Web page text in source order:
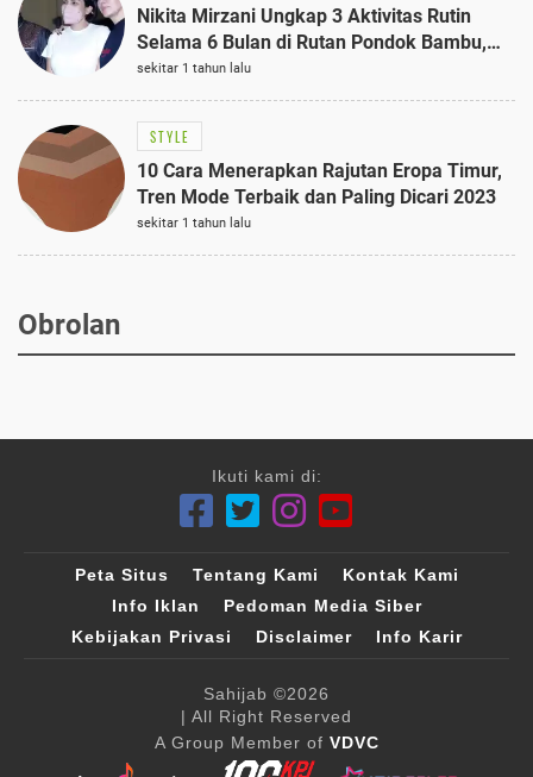
Nikita Mirzani Ungkap 3 Aktivitas Rutin
Selama 6 Bulan di Rutan Pondok Bambu,
Terungkap!
sekitar 1 tahun lalu
STYLE
10 Cara Menerapkan Rajutan Eropa Timur,
Tren Mode Terbaik dan Paling Dicari 2023
sekitar 1 tahun lalu
Obrolan
Ikuti kami di:
Peta Situs Tentang Kami
Kontak Kami
Info Iklan
Pedoman Media Siber
Kebijakan Privasi
Disclaimer Info Karir
Sahijab ©2026
| All Right Reserved
A Group Member of VDVC